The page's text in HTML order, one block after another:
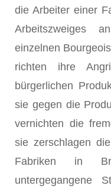
die Arbeiter einer
Arbeitszweiges
einzelnen
richten ihre
bürgerlichen
sie gegen die
vernichten die
sie zerschlagen
Fabriken in
untergegangene